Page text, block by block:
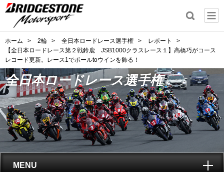
ホーム > 2輪 > 全日本ロードレース選手権 > レポート
>
【全日本ロードレース第２戦鈴鹿 JSB1000クラスレース１】高橋巧がコース
レコード更新。レース1でポールtoウインを飾る！
全日本ロードレース選手権
MENU